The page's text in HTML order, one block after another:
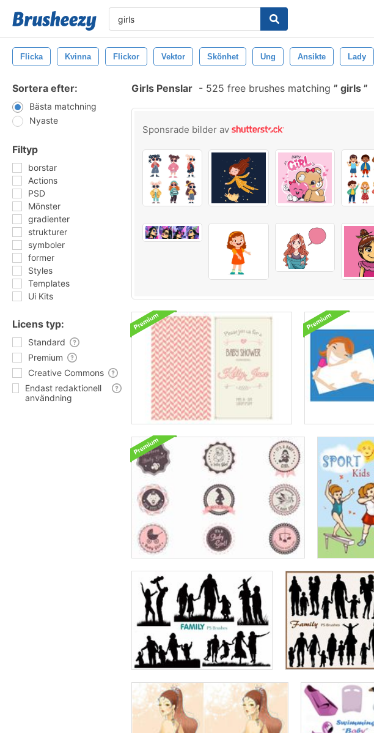
Flicka Kvinna Flickor Vektor Skönhet Ung Ansikte Lady
Sortera efter:
Bästa matchning
Nyaste
Filtyp
borstar
Actions
PSD
Mönster
gradienter
strukturer
symboler
former
Styles
Templates
Ui Kits
Licens typ:
Standard
Premium
Creative Commons
Endast redaktionell
användning
Girls Penslar - 525 free brushes matching girls
Sponsrade bilder av